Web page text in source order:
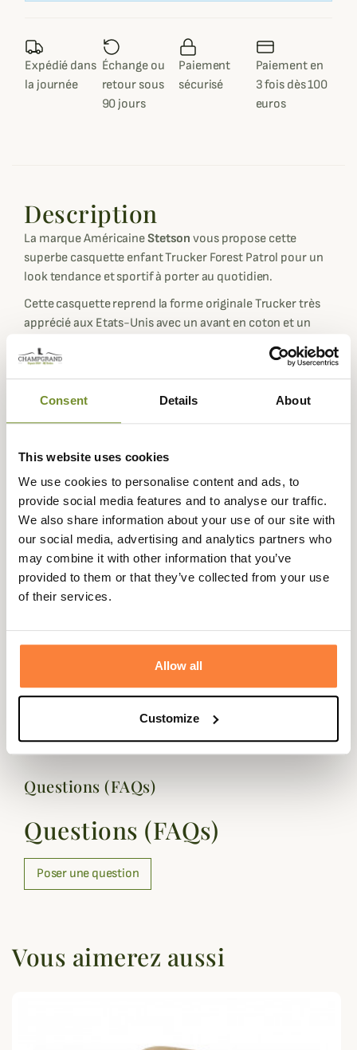
Consent Details About
This website uses cookies
We use cookies to personalise content and ads, to
provide social media features and to analyse our traffic.
We also share information about your use of our site with
our social media, advertising and analytics partners who
may combine it with other information that you’ve
provided to them or that they’ve collected from your use
of their services.
Allow all
Customize
Expédié dans
la journée
Échange ou
retour sous
90 jours
Paiement
sécurisé
Paiement en
3 fois dès 100
euros
Description
La marque AméricaineStetsonvous propose cette
superbe casquette enfant Trucker Forest Patrol pour un
look tendance et sportif à porter au quotidien.
Cette casquette reprend la forme originale Trucker très
apprécié aux Etats-Unis avec un avant en coton et un
arrière en tissu mesh respirant ainsi qu'une grande visière
pour une meilleure protection.
que l'on retrouve à l'intérieur également et elle est dotée
d'un écusson mettant en avant un castor et l'intitulé
meilleur ajustement à votre tour de tête.
Visière de 7 cm et hauteur de casquette de 9 cm.
Fiche technique
Composition 100% Coton
Coloris Beige
Coton
Questions (FAQs)
Questions (FAQs)
Poser une question
Vous aimerez aussi